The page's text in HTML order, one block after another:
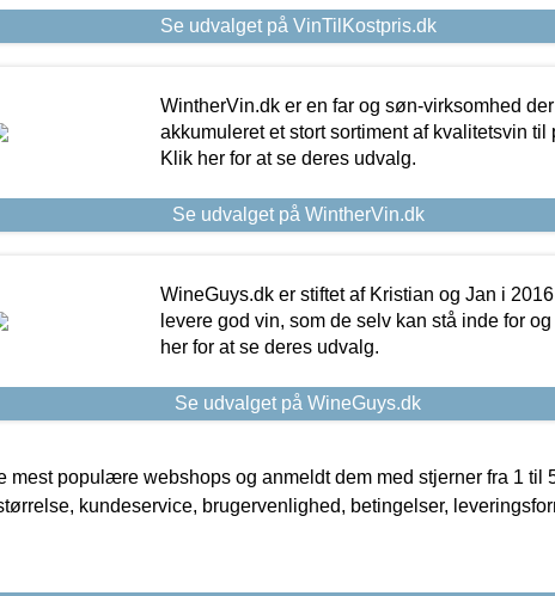
Se udvalget på VinTilKostpris.dk
WintherVin.dk er en far og søn-virksomhed
akkumuleret et stort sortiment af kvalitetsvin til
Klik her for at se deres udvalg.
Se udvalget på WintherVin.dk
WineGuys.dk er stiftet af Kristian og Jan i
levere god vin, som de selv kan stå inde for
her for at se deres udvalg.
Se udvalget på WineGuys.dk
mest populære webshops og anmeldt dem med stjerner fra 1 til
kundeservice, brugervenlighed, betingelser,